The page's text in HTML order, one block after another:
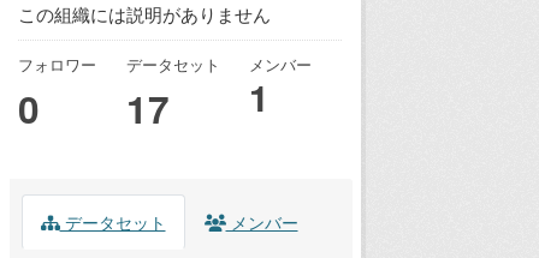
この組織には説明がありません
フォロワー
0
データセット
17
メンバー
1
データセット メンバー